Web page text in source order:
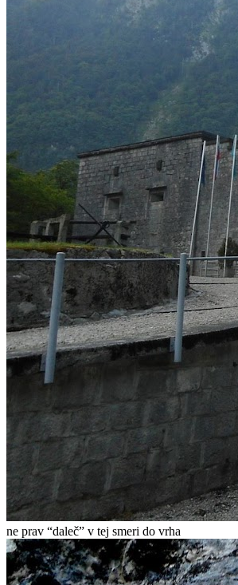
ne prav “daleč” v tej smeri do vrha